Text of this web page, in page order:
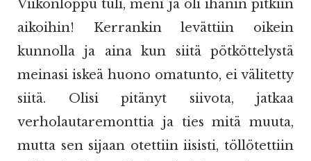
Viikonloppu tuli, meni ja oli ihanin pitkiin
aikoihin! Kerrankin levättiin oikein
kunnolla ja aina kun siitä pötköttelystä
meinasi iskeä huono omatunto, ei välitetty
siitä. Olisi pitänyt siivota, jatkaa
verholautaremonttia ja ties mitä muuta,
mutta sen sijaan otettiin iisisti, töllötettiin